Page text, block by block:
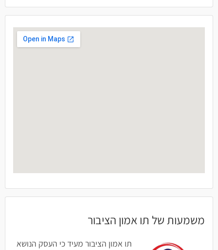
משמעות של תו אמון הציבור
תו אמון הציבור מעיד כי העסק הנושא